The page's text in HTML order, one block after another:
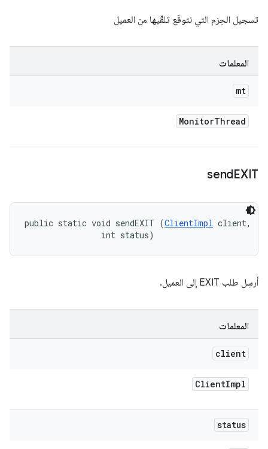
تسجيل الحِزم التي نتوقّع تلقّيها من العميل
المعلمات
mt
MonitorThread
sendEXIT
public static void sendEXIT (ClientImpl client,
                int status)
أرسِل طلب EXIT إلى العميل.
المعلمات
client
ClientImpl
status